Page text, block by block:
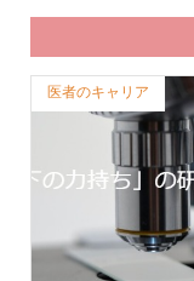
医者のキャリア